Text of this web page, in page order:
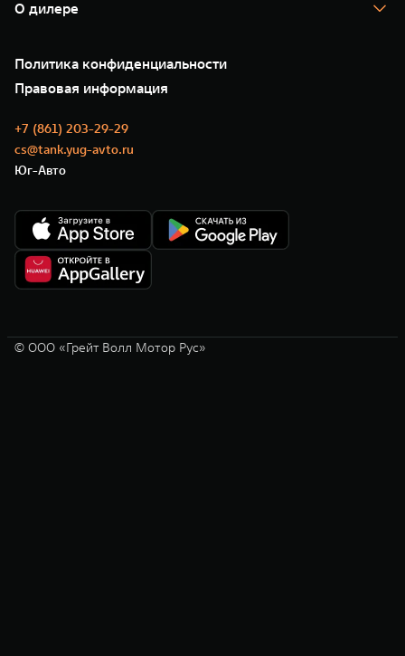
Корпоративным клиентам
Зарядные станции
Новые цифровые сервисы TANK
Сервис
Нулевое ТО
Моторные масла
О дилере
35 лет GWM
GWM ТЕХ ДЕНЬ
Новости
Политика конфиденциальности
Правовая информация
+7 (861) 203-29-29
cs@tank.yug-avto.ru
Юг-Авто
© ООО «Грейт Волл Мотор Рус»